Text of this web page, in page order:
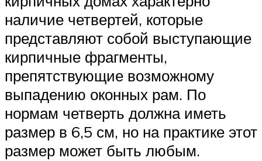
наличие четвертей, которые
представляют собой выступающие
кирпичные фрагменты,
препятствующие возможному
выпадению оконных рам. По
нормам четверть должна иметь
размер в 6,5 см, но на практике этот
размер может быть любым.